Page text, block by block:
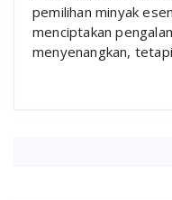
pemilihan minyak
menciptakan
menyenangkan,